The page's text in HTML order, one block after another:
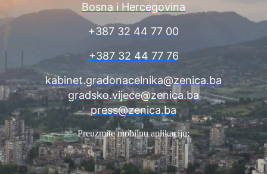
Bosna i Hercegovina
+387 32 44 77 00
+387 32 44 77 76
kabinet.gradonacelnika@zenica.ba
gradsko.vijece@zenica.ba
press@zenica.ba
Preuzmite mobilnu aplikaciju: